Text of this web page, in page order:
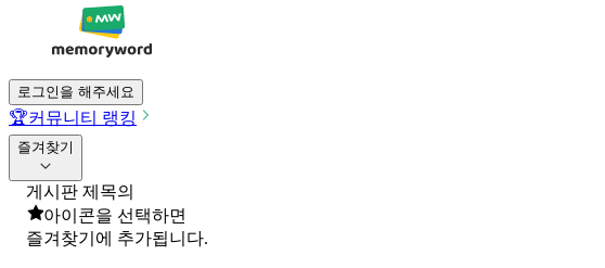
로그인을 해주세요
🏆커뮤니티 랭킹
즐겨찾기
게시판 제목의
아이콘을 선택하면
즐겨찾기에 추가됩니다.